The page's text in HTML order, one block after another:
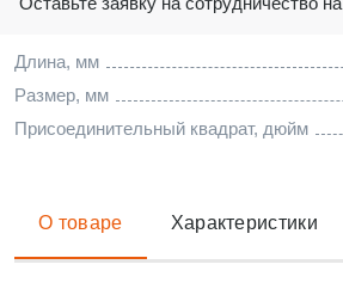
Длина, мм
Размер, мм
Присоединительный квадрат, дюйм
О товаре Характеристики